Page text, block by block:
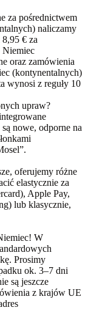
za pośrednictwem
naliczamy
8,95 € za
Niemiec
oraz zamówienia
(kontynentalnych)
wynosi z reguły 10
upraw?
nowe, odporne na
oferujemy różne
elastycznie za
Apple Pay,
lub klasycznie,
W
Prosimy
ok. 3–7 dni
są jeszcze
z krajów UE